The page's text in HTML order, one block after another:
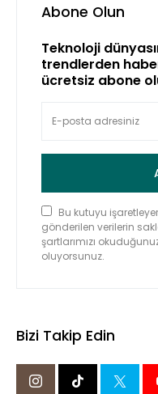
Abone Olun
Teknoloji
trendlerden
ücretsiz abone
Bu kutuyu
gönderilen verilerin
şartlarımızı
oluyorsunuz.
Bizi Takip Edin